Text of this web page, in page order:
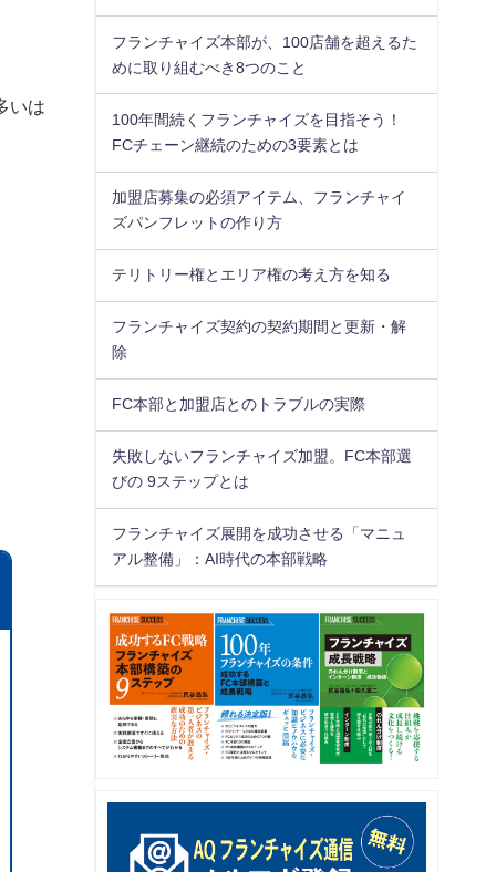
いは
フランチャイズ本部が、100店舗を超えるた
めに取り組むべき8つのこと
100年間続くフランチャイズを目指そう！
FCチェーン継続のための3要素とは
加盟店募集の必須アイテム、フランチャイ
ズパンフレットの作り方
テリトリー権とエリア権の考え方を知る
フランチャイズ契約の契約期間と更新・解
除
FC本部と加盟店とのトラブルの実際
失敗しないフランチャイズ加盟。FC本部選
びの 9ステップとは
フランチャイズ展開を成功させる「マニュ
アル整備」：AI時代の本部戦略